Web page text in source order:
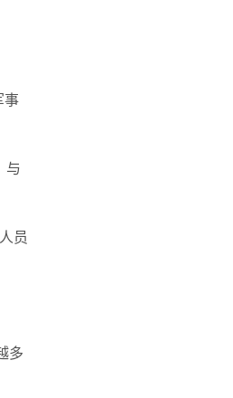
事
与
员
多